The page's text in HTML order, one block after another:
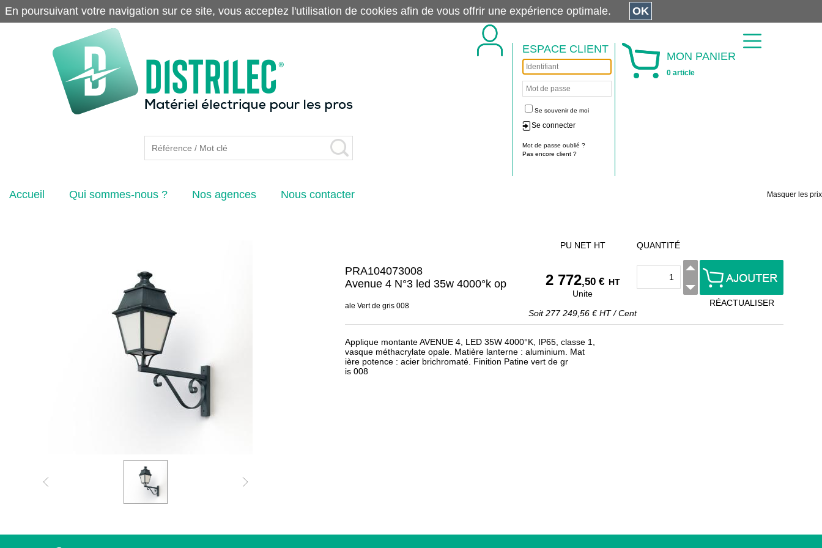
ESPACE CLIENT
Se souvenir de moi
Se connecter
Mot de passe oublié ?
Pas encore client ?
MON PANIER
0 article
Accueil Qui sommes-nous ? Nos agences Nous contacter Masquer les prix
PRA104073008
Avenue 4 N°3 led 35w 4000°k op
ale Vert de gris 008
PU NET HT
2 772,50 € HT
Unite
Soit277 249,56 € HT/Cent
QUANTITÉ
RÉACTUALISER
Applique montante AVENUE 4, LED 35W 4000°K, IP65, classe 1,
vasque méthacrylate opale. Matière lanterne : aluminium. Mat
ière potence : acier brichromaté. Finition Patine vert de gr
is 008
En poursuivant votre navigation sur ce site, vous acceptez l'utilisation de cookies afin de vous offrir une expérience optimale. OK